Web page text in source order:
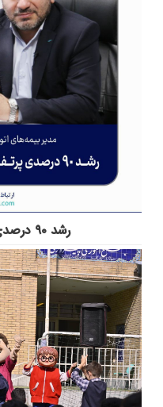
رشد ۹۰ درصدی پرتفوی ثالث در نیمه اول امسال